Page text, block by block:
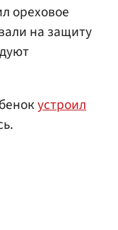
ореховое
на защиту
устроил